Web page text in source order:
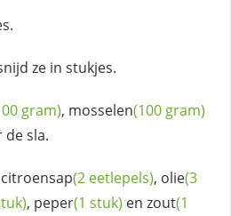
ze in stukjes.
gram), mosselen(100 gram)
de sla.
citroensap(2 eetlepels), olie(3
, peper(1 stuk) en zout(1